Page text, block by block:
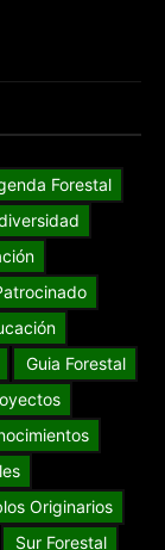
Forestal
Guia Forestal
Originarios
Sur Forestal